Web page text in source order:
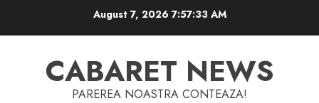
August 7, 2026 7:57:34 AM
CABARET NEWS
PAREREA NOASTRA CONTEAZA!